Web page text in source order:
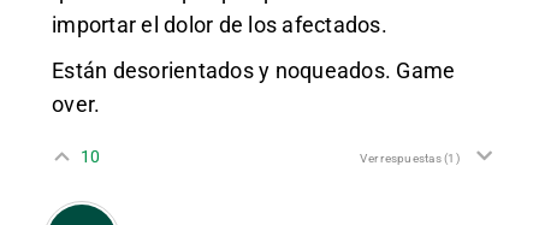
importar el dolor de los afectados.
Están desorientados y noqueados. Game
over.
10 Ver respuestas(1)